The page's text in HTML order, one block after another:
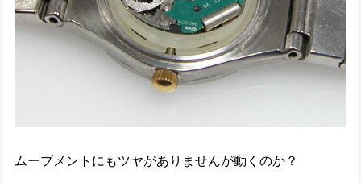
ムーブメントにもツヤがありませんが動くのか？